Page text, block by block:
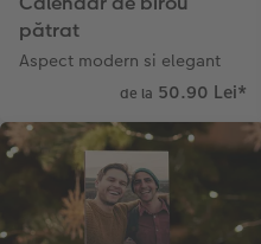
Accesorii
Fotografii
Accesorii
pătrat
Aspect modern si elegant
de la 50.90 Lei*